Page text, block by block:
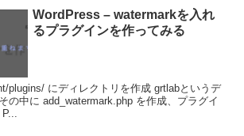
WordPress – watermarkを入れ
るプラグインを作ってみる
plugins/ にディレクトリを作成 grtlabというデ
の中に add_watermark.php を作成、プラグイ